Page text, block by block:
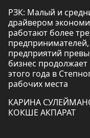
РЗК: Малый и
драйвером
работают более
предприятий
бизнес
этого года в
рабочих места
КАРИНА
КОКШЕ АКПАРАТ